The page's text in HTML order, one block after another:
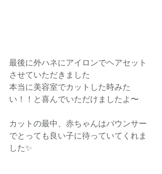
最後に外ハネにアイロンでヘアセット
させていただきました
本当に美容室でカットした時みた
い！！と喜んでいただけましたよ〜
カットの最中、赤ちゃんはバウンサー
でとっても良い子に待っていてくれま
した✨